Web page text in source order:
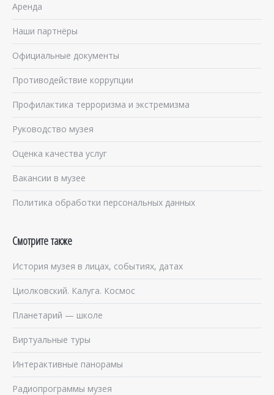
Аренда
Наши партнёры
Официальные документы
Противодействие коррупции
Профилактика терроризма и экстремизма
Руководство музея
Оценка качества услуг
Вакансии в музее
Политика обработки персональных данных
Смотрите также
История музея в лицах, событиях, датах
Циолковский. Калуга. Космос
Планетарий — школе
Виртуальные туры
Интерактивные панорамы
Радиопрограммы музея